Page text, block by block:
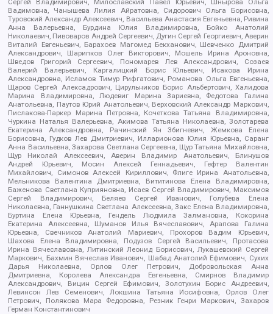
Вадимовна, Чанышева Лилия Айратовна, Сидорович Ольга Борисовна,
Туровский Александр Алексеевич, Васильева Анастасия Евгеньевна, Ривина
Анна Валерьевна, Бурдина Юлия Владимировна, Бойко Анатолий
Николаевич, Пивоваров Андрей Сергеевич, Дугин Сергей Георгиевич, Аверин
Виталий Евгеньевич, Барахоев Магомед Бекханович, Шевченко Дмитрий
Александрович, Шарипков Олег Викторович, Мошель Ирина Ароновна,
Шведов Григорий Сергеевич, Пономарев Лев Александрович, Созаев
Валерий Валерьевич, Каргалицкий Борис Юльевич, Исакова Ирина
Александровна, Исламов Тимур Рифгатович, Романова Ольга Евгеньевна,
Щаров Сергей Алексадрович, Цирульников Борис Альбертович, Халидова
Марина Владимировна, Людевиг Марина Зариевна, Федотова Галина
Анатольевна, Паутов Юрий Анатольевич, Верховский Александр Маркович,
Пислакова-Паркер Марина Петровна, Кочеткова Татьяна Владимировна,
Чуркина Наталья Валерьевна, Акимова Татьяна Николаевна, Золотарева
Екатерина Александровна, Рачинский Ян Збигневич, Жемкова Елена
Борисовна, Гудков Лев Дмитриевич, Илларионова Юлия Юрьевна, Саранг
Анна Васильевна, Захарова Светлана Сергеевна, Щур Татьяна Михайловна,
Щур Николай Алексеевич, Аверин Владимир Анатольевич, Блинушов
Андрей Юрьевич, Мосин Алексей Геннадьевич, Гефтер Валентин
Михайлович, Симонов Алексей Кириллович, Флиге Ирина Анатольевна,
Мельникова Валентина Дмитриевна, Вититинова Елена Владимировна,
Баженова Светлана Куприяновна, Исаев Сергей Владимирович, Максимов
Сергей Владимирович, Беляев Сергей Иванович, Голубева Елена
Николаевна, Ганнушкина Светлана Алексеевна, Закс Елена Владимировна,
Буртина Елена Юрьевна, Гендель Людмила Залмановна, Кокорина
Екатерина Алексеевна, Шуманов Илья Вячеславович, Арапова Галина
Юрьевна, Свечников Анатолий Мариевич, Прохоров Вадим Юрьевич,
Шахова Елена Владимировна, Подузов Сергей Васильевич, Протасова
Ирина Вячеславовна, Литинский Леонид Борисович, Лукашевский Сергей
Маркович, Бахмин Вячеслав Иванович, Шабад Анатолий Ефимович, Сухих
Дарья Николаевна, Орлов Олег Петрович, Добровольская Анна
Дмитриевна, Королева Александра Евгеньевна, Смирнов Владимир
Александрович, Вицин Сергей Ефимович, Золотухин Борис Андреевич,
Левинсон Лев Семенович, Локшина Татьяна Иосифовна, Орлов Олег
Петрович, Полякова Мара Федоровна, Резник Генри Маркович, Захаров
Герман Константинович